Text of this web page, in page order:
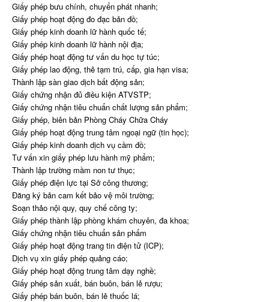
Giấy phép bưu chính, chuyển phát nhanh;
Giấy phép hoạt động đo đạc bản đồ;
Giấy phép kinh doanh lữ hành quốc tế;
Giấy phép kinh doanh lữ hành nội địa;
Giấy phép hoạt động tư vấn du học tự túc;
Giấy phép lao động, thẻ tạm trú, cấp, gia hạn visa;
Thành lập sàn giao dịch bất động sản;
Giấy chứng nhận đủ điều kiện ATVSTP;
Giấy chứng nhận tiêu chuẩn chất lượng sản phẩm;
Giấy phép, biên bản Phòng Cháy Chữa Cháy
Giấy phép hoạt động trung tâm ngoại ngữ (tin học);
Giấy phép kinh doanh dịch vụ cầm đồ;
Tư vấn xin giấy phép lưu hành mỹ phẩm;
Thành lập trường mầm non tư thục;
Giấy phép điện lực tại Sở công thương;
Đăng ký bản cam kết bảo vệ môi trường;
Soạn thảo nội quy, quy chế công ty;
Giấy phép thành lập phòng khám chuyên, đa khoa;
Giấy chứng nhận tiêu chuẩn sản phẩm
Giấy phép hoạt động trang tin điện tử (ICP);
Dịch vụ xin giấy phép quảng cáo;
Giấy phép hoạt động trung tâm dạy nghề;
Giấy phép sản xuất, bán buôn, bán lẻ rượu;
Giấy phép bán buôn, bán lẻ thuốc lá;